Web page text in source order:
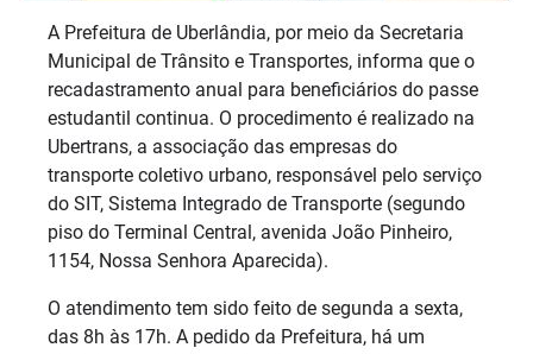
A Prefeitura de Uberlândia, por meio da Secretaria
Municipal de Trânsito e Transportes, informa que o
recadastramento anual para beneficiários do passe
estudantil continua. O procedimento é realizado na
Ubertrans, a associação das empresas do
transporte coletivo urbano, responsável pelo serviço
do SIT, Sistema Integrado de Transporte (segundo
piso do Terminal Central, avenida João Pinheiro,
1154, Nossa Senhora Aparecida).
O atendimento tem sido feito de segunda a sexta,
das 8h às 17h. A pedido da Prefeitura, há um